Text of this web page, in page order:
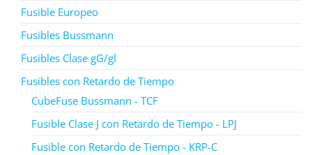
Fusible Europeo
Fusibles Bussmann
Fusibles Clase gG/gl
Fusibles con Retardo de Tiempo
CubeFuse Bussmann - TCF
Fusible Clase J con Retardo de Tiempo - LPJ
Fusible con Retardo de Tiempo - KRP-C